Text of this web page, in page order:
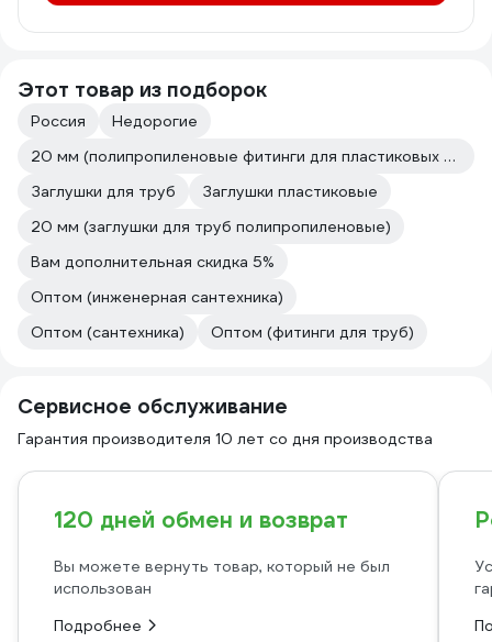
Этот товар из подборок
Россия
Недорогие
20 мм (полипропиленовые фитинги для пластиковых труб)
Заглушки для труб
Заглушки пластиковые
20 мм (заглушки для труб полипропиленовые)
Вам дополнительная скидка 5%
Оптом (инженерная сантехника)
Оптом (сантехника)
Оптом (фитинги для труб)
Сервисное обслуживание
Гарантия производителя 10 лет со дня производства
120 дней обмен и возврат
Вы можете вернуть товар, который не был
использован
Подробнее